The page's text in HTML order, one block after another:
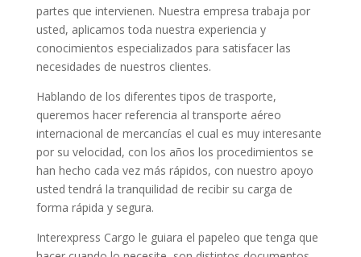
partes que intervienen. Nuestra empresa trabaja por
usted, aplicamos toda nuestra experiencia y
conocimientos especializados para satisfacer las
necesidades de nuestros clientes.
Hablando de los diferentes tipos de trasporte,
queremos hacer referencia al transporte aéreo
internacional de mercancías el cual es muy interesante
por su velocidad, con los años los procedimientos se
han hecho cada vez más rápidos, con nuestro apoyo
usted tendrá la tranquilidad de recibir su carga de
forma rápida y segura.
Interexpress Cargo le guiara el papeleo que tenga que